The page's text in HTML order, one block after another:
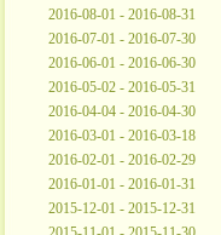
2016-08-01 - 2016-08-31
2016-07-01 - 2016-07-30
2016-06-01 - 2016-06-30
2016-05-02 - 2016-05-31
2016-04-04 - 2016-04-30
2016-03-01 - 2016-03-18
2016-02-01 - 2016-02-29
2016-01-01 - 2016-01-31
2015-12-01 - 2015-12-31